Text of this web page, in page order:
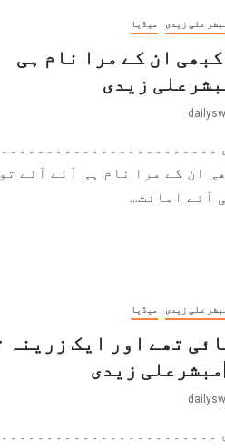
علی زیدی میڈیا
ان کے مرا نام ہی
زیدی
ان کے مرا نام ہی آئے آئے
آئے امانت...
علی زیدی میڈیا
تھے اور ایک زرینہ
زیدی